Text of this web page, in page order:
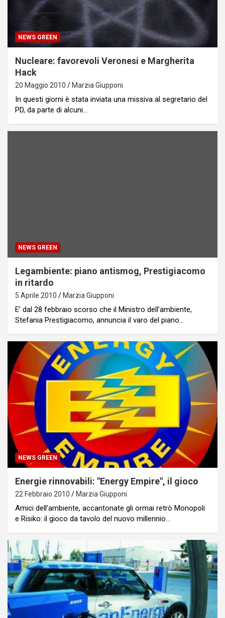
NEWS GREEN
Nucleare: favorevoli Veronesi e Margherita
Hack
20 Maggio 2010 Marzia Giupponi
In questi giorni è stata inviata una missiva al segretario del
PD, da parte di alcuni…
NEWS GREEN
Legambiente: piano antismog, Prestigiacomo
in ritardo
5 Aprile 2010 Marzia Giupponi
E’ dal 28 febbraio scorso che il Ministro dell’ambiente,
Stefania Prestigiacomo, annuncia il varo del piano…
NEWS GREEN
Energie rinnovabili: "Energy Empire", il gioco
22 Febbraio 2010 Marzia Giupponi
Amici dell’ambiente, accantonate gli ormai retrò Monopoli
e Risiko: il gioco da tavolo del nuovo millennio…